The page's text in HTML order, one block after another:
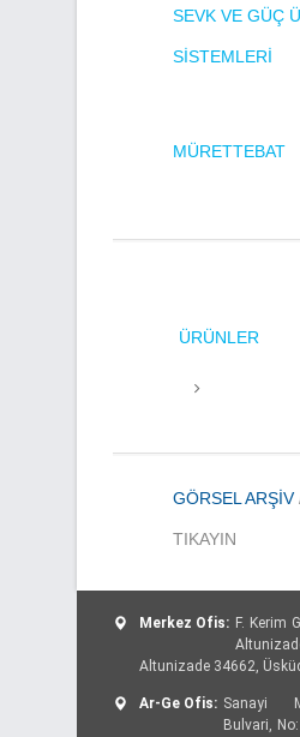
SEVK VE GÜÇ
SISTEMLERI
MÜRETTEBAT
ÜRÜNLER
GÖRSEL ARŞIV
TIKAYIN
Merkez Ofis: F. Kerim
Altunizade 34662,
Ar-Ge Ofis: Sanayi
Bulvari,